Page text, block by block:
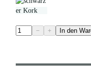
H
d
− + In den